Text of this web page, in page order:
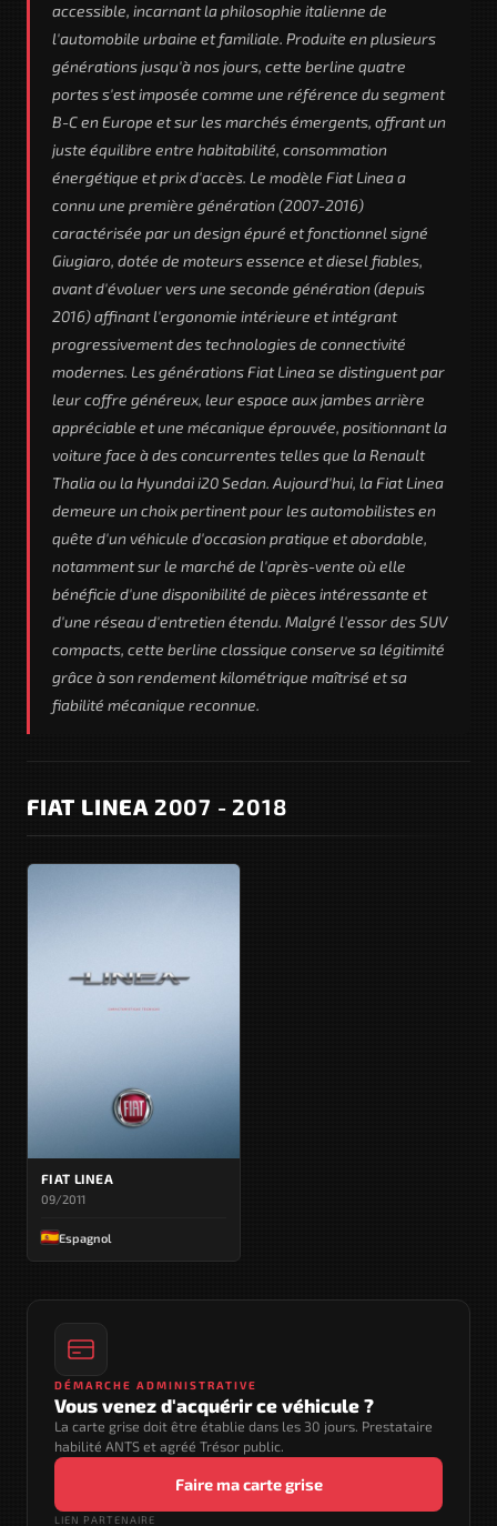
accessible, incarnant la philosophie italienne de
l'automobile urbaine et familiale. Produite en plusieurs
générations jusqu'à nos jours, cette berline quatre
portes s'est imposée comme une référence du segment
B-C en Europe et sur les marchés émergents, offrant un
juste équilibre entre habitabilité, consommation
énergétique et prix d'accès. Le modèle Fiat Linea a
connu une première génération (2007-2016)
caractérisée par un design épuré et fonctionnel signé
Giugiaro, dotée de moteurs essence et diesel fiables,
avant d'évoluer vers une seconde génération (depuis
2016) affinant l'ergonomie intérieure et intégrant
progressivement des technologies de connectivité
modernes. Les générations Fiat Linea se distinguent par
leur coffre généreux, leur espace aux jambes arrière
appréciable et une mécanique éprouvée, positionnant la
voiture face à des concurrentes telles que la Renault
Thalia ou la Hyundai i20 Sedan. Aujourd'hui, la Fiat Linea
demeure un choix pertinent pour les automobilistes en
quête d'un véhicule d'occasion pratique et abordable,
notamment sur le marché de l'après-vente où elle
bénéficie d'une disponibilité de pièces intéressante et
d'une réseau d'entretien étendu. Malgré l'essor des SUV
compacts, cette berline classique conserve sa légitimité
grâce à son rendement kilométrique maîtrisé et sa
fiabilité mécanique reconnue.
FIAT LINEA 2007 - 2018
FIAT LINEA
09/2011
Espagnol
DÉMARCHE ADMINISTRATIVE
Vous venez d'acquérir ce véhicule ?
La carte grise doit être établie dans les 30 jours. Prestataire
habilité ANTS et agréé Trésor public.
Faire ma carte grise
LIEN PARTENAIRE